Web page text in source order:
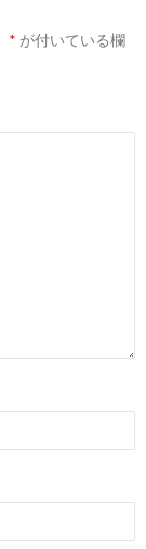
* が付いている欄